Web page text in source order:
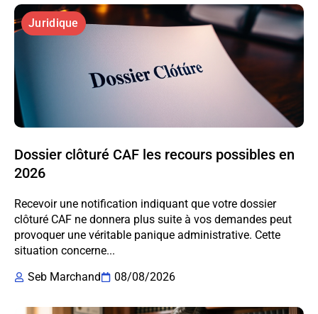
Juridique
Dossier clôturé CAF les recours possibles en
2026
Recevoir une notification indiquant que votre dossier
clôturé CAF ne donnera plus suite à vos demandes peut
provoquer une véritable panique administrative. Cette
situation concerne...
Seb Marchand
08/08/2026